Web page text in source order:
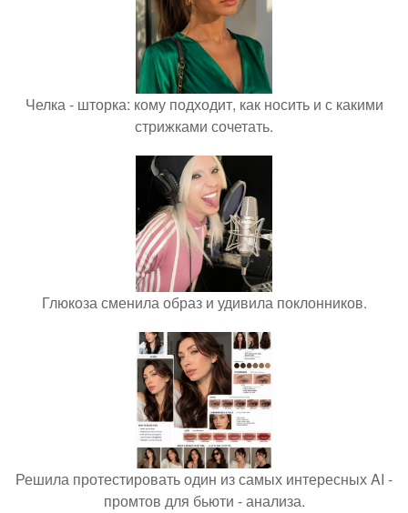
Челка - шторка: кому подходит, как носить и с какими
стрижками сочетать.
Глюкоза сменила образ и удивила поклонников.
Решила протестировать один из самых интересных AI -
промтов для бьюти - анализа.